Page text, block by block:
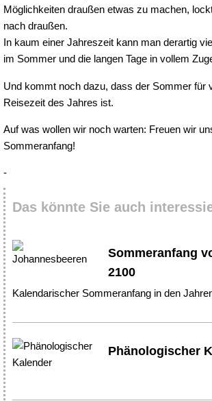
Möglichkeiten draußen etwas zu machen,
nach draußen.
In kaum einer Jahreszeit kann man derartig
im Sommer und die langen Tage in vollem
Und kommt noch dazu, dass der Sommer für
Reisezeit des Jahres ist.
Auf was wollen wir noch warten: Freuen wir
Sommeranfang!
-
Das könnte Sie auch
Sommeranfang
2100
Kalendarischer Sommeranfang in den
Phänologischer